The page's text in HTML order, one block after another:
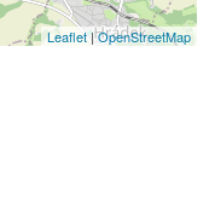
Leaflet|OpenStreetMap